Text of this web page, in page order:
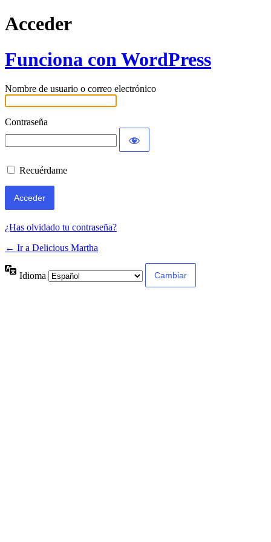
Acceder
Funciona con WordPress
Nombre de usuario o correo electrónico
Contraseña
Recuérdame
¿Has olvidado tu contraseña?
← Ir a Delicious Martha
Idioma